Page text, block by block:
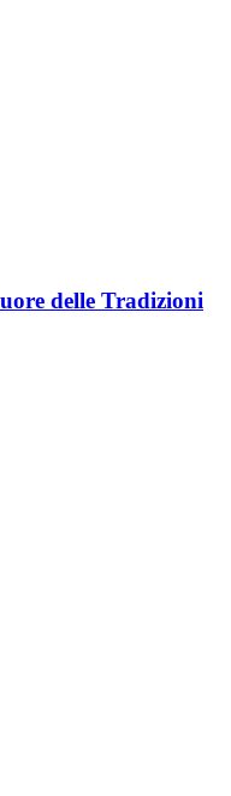
delle Tradizioni